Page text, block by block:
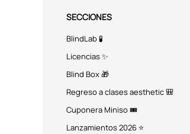
SECCIONES
BlindLab 🧪
Licencias ✨
Blind Box 🎁
Regreso a clases aesthetic 🎒
Cuponera Miniso 🎟️
Lanzamientos 2026 ⭐